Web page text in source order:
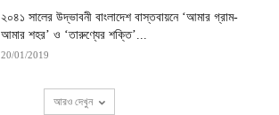
২০৪১ সালের উদ্ভাবনী বাংলাদেশ বাস্তবায়নে ‘আমার গ্রাম-
আমার শহর’ ও ‘তারুণ্যের শক্তি’...
20/01/2019
আরও দেখুন